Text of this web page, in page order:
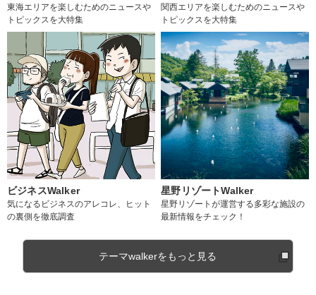
東海エリアを楽しむためのニュースや
トピックスを大特集
関西エリアを楽しむためのニュースや
トピックスを大特集
ビジネスWalker
気になるビジネスのアレコレ、ヒット
の裏側を徹底調査
星野リゾートWalker
星野リゾートが運営する多彩な施設の
最新情報をチェック！
テーマwalkerをもっと見る